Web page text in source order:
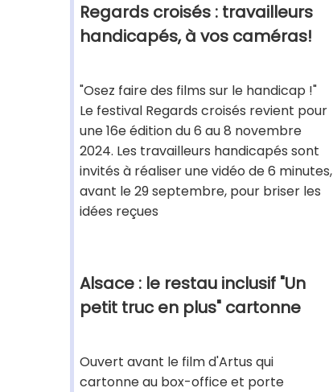
Regards croisés : travailleurs
handicapés, à vos caméras!
"Osez faire des films sur le handicap !"
Le festival Regards croisés revient pour
une 16e édition du 6 au 8 novembre
2024. Les travailleurs handicapés sont
invités à réaliser une vidéo de 6 minutes,
avant le 29 septembre, pour briser les
idées reçues
Alsace : le restau inclusif "Un
petit truc en plus" cartonne
Ouvert avant le film d'Artus qui
cartonne au box-office et porte